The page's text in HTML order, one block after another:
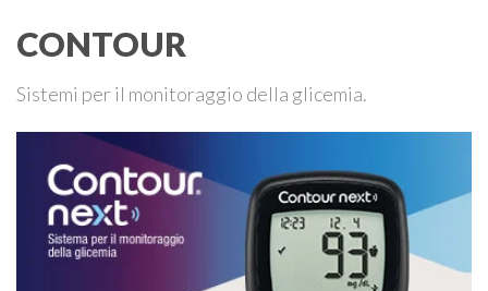
CONTOUR
Sistemi per il monitoraggio della glicemia.